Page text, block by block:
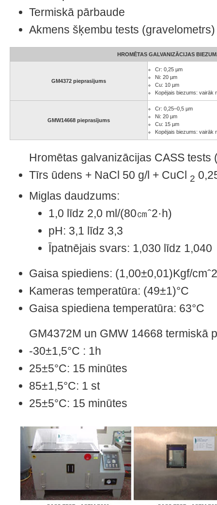
Termiskā pārbaude
Akmens šķembu tests (gravelometrs)
HROMĒTAS GALVANIZĀCIJAS
GM4372 pieprasījums
Cr: 0,25 µm
Ni: 20 µm
Cu: 10 µm
Kopējais biezums: vairāk
GMW14668 pieprasījums
Cr: 0,25–0,5 µm
Ni: 20 µm
Cu: 15 µm
Kopējais biezums: vairāk
Hromētas galvanizācijas CASS
Tīrs ūdens + NaCl 50 g/l + CuCl 2
Miglas daudzums:
1,0 līdz 2,0 ml/(80㎝ˆ2·h)
pH: 3,1 līdz 3,3
Īpatnējais svars: 1,030 līdz 1,040
Gaisa spiediens: (1,00±0,01)Kgf/cmˆ2
Kameras temperatūra: (49±1)°C
Gaisa spiediena temperatūra: 63°C
GM4372M un GMW 14668 termiskā
-30±1,5°C : 1h
25±5°C: 15 minūtes
85±1,5°C: 1 st
25±5°C: 15 minūtes